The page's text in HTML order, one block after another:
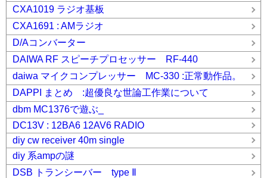
CXA1019 ラジオ基板
CXA1691 : AMラジオ
D/Aコンバーター
DAIWA RF スピーチプロセッサー RF-440
daiwa マイクコンプレッサー MC-330 :正常動作品。
DAPPI まとめ :超優良な世論工作業について
dbm MC1376で遊ぶ_
DC13V : 12BA6 12AV6 RADIO
diy cw receiver 40m single
diy 系ampの謎
DSB トランシーバー type Ⅱ